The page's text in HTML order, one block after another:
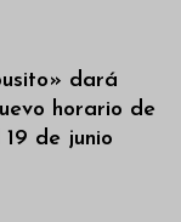
dará
horario de
de junio